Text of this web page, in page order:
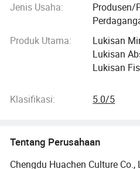
Jenis Usaha:
Produsen/
Produk Utama:
Lukisan
Lukisan
Lukisan
Giclee,
Klasifikasi:
5.0/5
Tentang Perusahaan
Chengdu Huachen Culture